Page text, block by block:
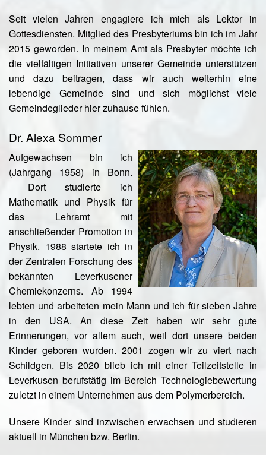
Seit vielen Jahren engagiere ich mich als Lektor in
Gottesdiensten. Mitglied des Presbyteriums bin ich im Jahr
2015 geworden. In meinem Amt als Presbyter möchte ich
die vielfältigen Initiativen unserer Gemeinde unterstützen
und dazu beitragen, dass wir auch weiterhin eine
lebendige Gemeinde sind und sich möglichst viele
Gemeindeglieder hier zuhause fühlen.
Dr. Alexa Sommer
Aufgewachsen bin ich
(Jahrgang 1958) in Bonn.
Dort studierte ich
Mathematik und Physik für
das Lehramt mit
anschließender Promotion in
Physik. 1988 startete ich in
der Zentralen Forschung des
bekannten Leverkusener
Chemiekonzerns. Ab 1994
lebten und arbeiteten mein Mann und ich für sieben Jahre
in den USA. An diese Zeit haben wir sehr gute
Erinnerungen, vor allem auch, weil dort unsere beiden
Kinder geboren wurden. 2001 zogen wir zu viert nach
Schildgen. Bis 2020 blieb ich mit einer Teilzeitstelle in
Leverkusen berufstätig im Bereich Technologiebewertung
zuletzt in einem Unternehmen aus dem Polymerbereich.
Unsere Kinder sind inzwischen erwachsen und studieren
aktuell in München bzw. Berlin.